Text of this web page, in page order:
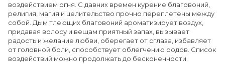
воздействием огня. С давних времен курение благовоний,
религия, магия и целительство прочно переплетены между
собой. Дым тлеющих благовоний ароматизирует воздух,
придавая волосу и вещам приятный запах, вызывает
радость и желание любви, оберегает от сглаза, избавляет
от головной боли, способствует облегчению родов. Список
воздействий можно продолжать до бесконечности.